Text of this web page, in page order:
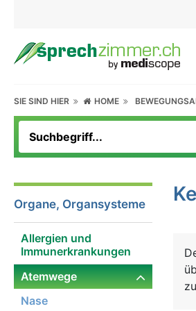
SIE SIND HIER HOME
Organe, Organsysteme
Allergien und
Immunerkrankungen
Atemwege
Nase